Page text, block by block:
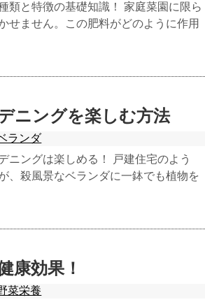
類と特徴の基礎知識！ 家庭菜園に限ら
せません。この肥料がどのように作用
ニングを楽しむ方法
ランダ
ニングは楽しめる！ 戸建住宅のよう
、殺風景なベランダに一鉢でも植物を
康効果！
菜栄養